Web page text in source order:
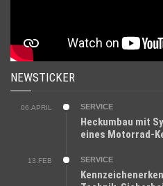
NEWSTICKER
06.APRIL SERVICE
Heckumbau mit
eines Motorrad-
13.FEB SERVICE